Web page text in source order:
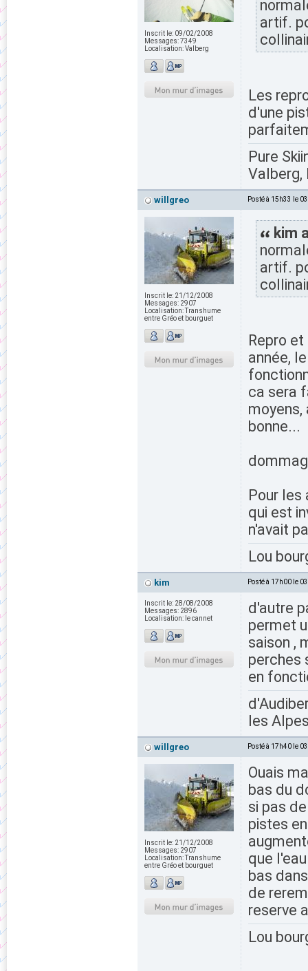
Inscrit le: 09/02/2008
Messages:7349
Localisation:Valberg
artif.
Les
d'une
Pure
Valberg,
willgreo Posté à 15h33 le
Inscrit le: 21/12/2008
Messages: 2907
Localisation:Transhume
entre Gréo et bourguet
kim
artif.
Repro
année,
ca sera
moyens,
bonne...
Pour les
qui est
n'avait
Lou
kim Posté à 17h00 le
Inscrit le: 28/08/2008
Messages: 2896
Localisation: le cannet
d'autre
permet
saison ,
perches
en
les
willgreo Posté à 17h40 le
Inscrit le: 21/12/2008
Messages: 2907
Localisation:Transhume
entre Gréo et bourguet
Ouais
bas du
si pas
pistes
que
bas
de
reserve
Lou